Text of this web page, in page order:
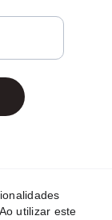
utilizar este